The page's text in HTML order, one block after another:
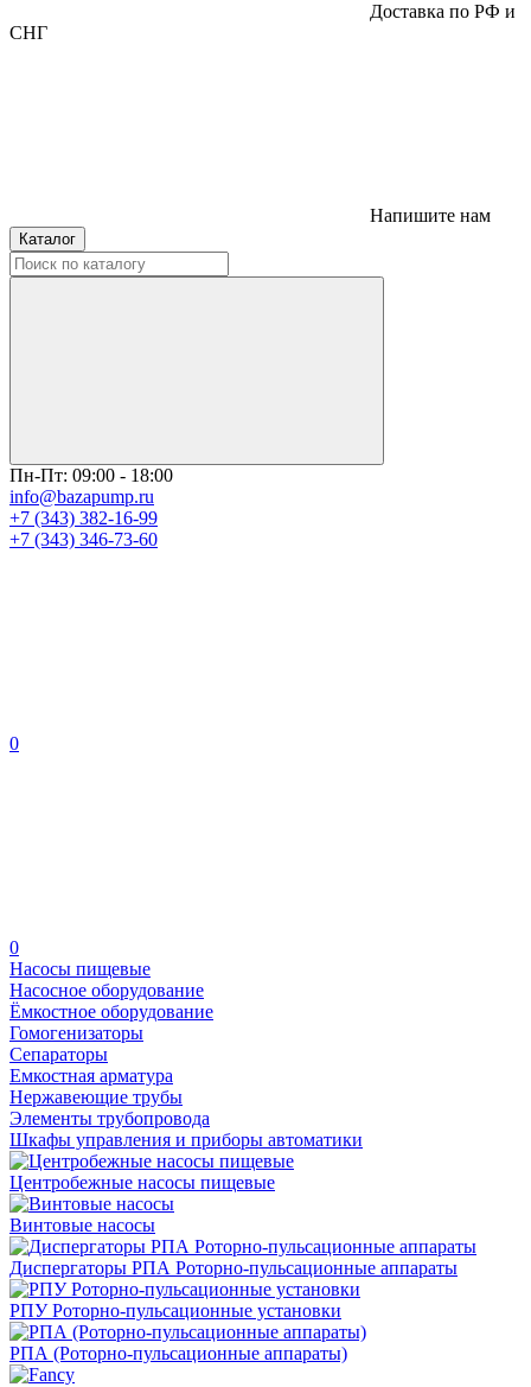
Доставка по РФ и
СНГ
Напишите нам
Каталог
Пн-Пт: 09:00 - 18:00
info@bazapump.ru
+7 (343) 382-16-99
+7 (343) 346-73-‬60
0
0
Насосы пищевые
Насосное оборудование
Ёмкостное оборудование
Гомогенизаторы
Сепараторы
Емкостная арматура
Нержавеющие трубы
Элементы трубопровода
Шкафы управления и приборы автоматики
Центробежные насосы пищевые
Винтовые насосы
Диспергаторы РПА Роторно-пульсационные аппараты
РПУ Роторно-пульсационные установки
РПА (Роторно-пульсационные аппараты)